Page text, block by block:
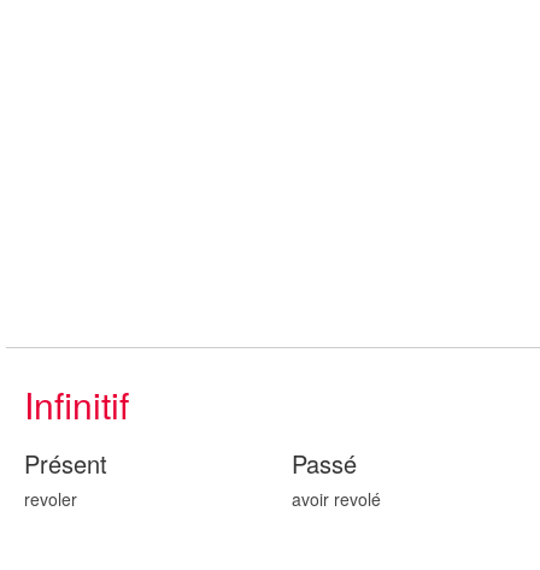
Infinitif
Présent
revoler
Passé
avoir revolé